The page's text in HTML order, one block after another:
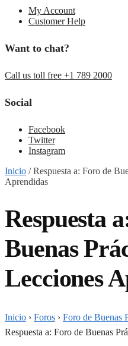
My Account
Customer Help
Want to chat?
Call us toll free +1 789 2000
Social
Facebook
Twitter
Instagram
Inicio /Respuesta a: Foro de
Aprendidas
Respuesta
Buenas
Lecciones
Inicio › Foros › Foro de Buenas
Respuesta a: Foro de Buenas